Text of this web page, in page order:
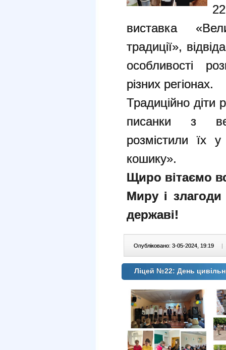
виставка
традиції»,
особливості
різних регіонах.
Традиційно діти
писанки з
розмістили їх
кошику».
Щиро вітаємо
Миру і
державі!
Опубліковано: 3-05-2024, 19:19 |
Ліцей №22: День